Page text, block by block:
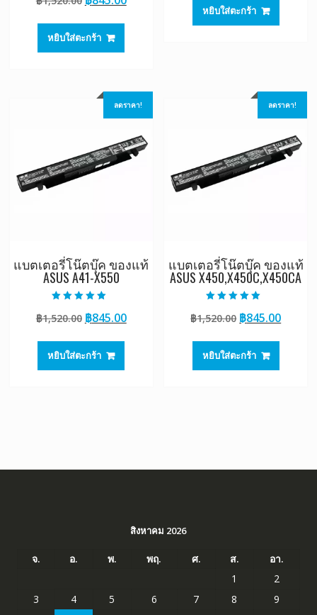
ตั้งแต่ 1-5
was:
฿1,520.00.
หยิบใส่ตะกร้า
was:
฿1,520.00.
หยิบใส่ตะกร้า
ลดราคา!
แบตเตอรี่โน๊ตบุ๊ค ของแท้
ASUS A41-X550
5.00
ตั้งแต่ 1-5
฿1,520.00 Original
was:
฿1,520.00.
฿845.00Current
หยิบใส่ตะกร้า
ลดราคา!
แบตเตอรี่โน๊ตบุ๊ค ของแท้
ASUS X450,X450C,X450CA
5.00
ตั้งแต่ 1-5
฿1,520.00 Original
was:
฿1,520.00.
฿845.00
หยิบใส่ตะกร้า
สิงหาคม 2026
จ. อ. พ. พฤ. ศ. ส.
อา.
1
2
3
4 5 6 7 8
9